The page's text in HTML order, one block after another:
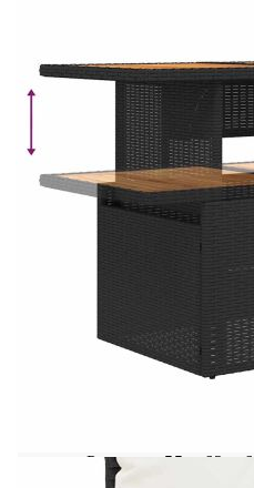
Ъглова седалка:
Цвят: Черен
Материал: PE
стомана
Размери: 62 x 62 x
Размери на
Височина на
възглавницата): 37 см
Централна
Цвят: Черен
Размери: 55 x 62